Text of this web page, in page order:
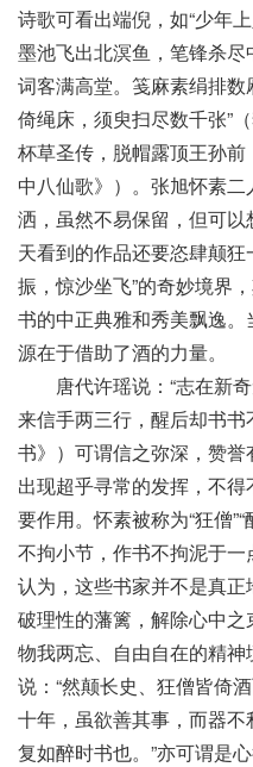
诗歌可看出端倪，如“少年
墨池飞出北溟鱼，笔锋杀
词客满高堂。笺麻素绢排
倚绳床，须臾扫尽数千张”
杯草圣传，脱帽露顶王孙
中八仙歌》）。张旭怀素
洒，虽然不易保留，但可
天看到的作品还要恣肆颠狂
振，惊沙坐飞”的奇妙境界
书的中正典雅和秀美飘逸
源在于借助了酒的力量。
唐代许瑶说：“志在新奇
来信手两三行，醒后却书
书》）可谓信之弥深，赞
出现超乎寻常的发挥，不
要作用。怀素被称为“狂僧
不拘小节，作书不拘泥于
认为，这些书家并不是真
破理性的藩篱，解除心中
物我两忘、自由自在的精
说：“然颠长史、狂僧皆倚
十年，虽欲善其事，而器
复如醉时书也。”亦可谓是